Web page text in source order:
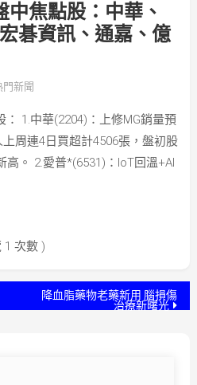
中焦點股：中華、
碁資訊、通嘉、億
門新聞
： 1.中華(2204)：上修MG銷量預
周連4日買超計4506張，盤初股
高。 2.愛普*(6531)：IoT回溫+AI
1 次數 )
降血脂藥物老藥新用 腦損傷
治療新曙光